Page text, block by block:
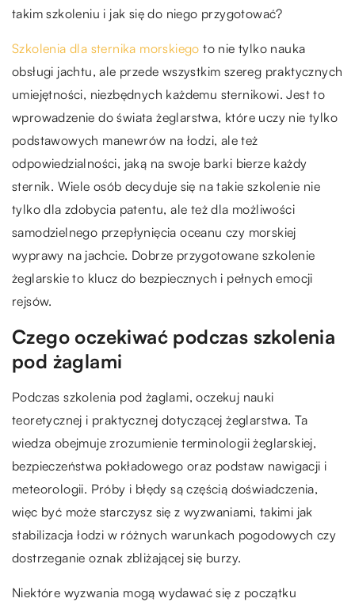
takim szkoleniu i jak się do niego przygotować?
Szkolenia dla sternika morskiego to nie tylko nauka
obsługi jachtu, ale przede wszystkim szereg praktycznych
umiejętności, niezbędnych każdemu sternikowi. Jest to
wprowadzenie do świata żeglarstwa, które uczy nie tylko
podstawowych manewrów na łodzi, ale też
odpowiedzialności, jaką na swoje barki bierze każdy
sternik. Wiele osób decyduje się na takie szkolenie nie
tylko dla zdobycia patentu, ale też dla możliwości
samodzielnego przepłynięcia oceanu czy morskiej
wyprawy na jachcie. Dobrze przygotowane szkolenie
żeglarskie to klucz do bezpiecznych i pełnych emocji
rejsów.
Czego oczekiwać podczas szkolenia
pod żaglami
Podczas szkolenia pod żaglami, oczekuj nauki
teoretycznej i praktycznej dotyczącej żeglarstwa. Ta
wiedza obejmuje zrozumienie terminologii żeglarskiej,
bezpieczeństwa pokładowego oraz podstaw nawigacji i
meteorologii. Próby i błędy są częścią doświadczenia,
więc być może starczysz się z wyzwaniami, takimi jak
stabilizacja łodzi w różnych warunkach pogodowych czy
dostrzeganie oznak zbliżającej się burzy.
Niektóre wyzwania mogą wydawać się z początku